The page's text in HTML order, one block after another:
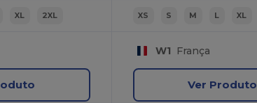
XL 2XL XS S M L XL
W1 França
Ver Produto